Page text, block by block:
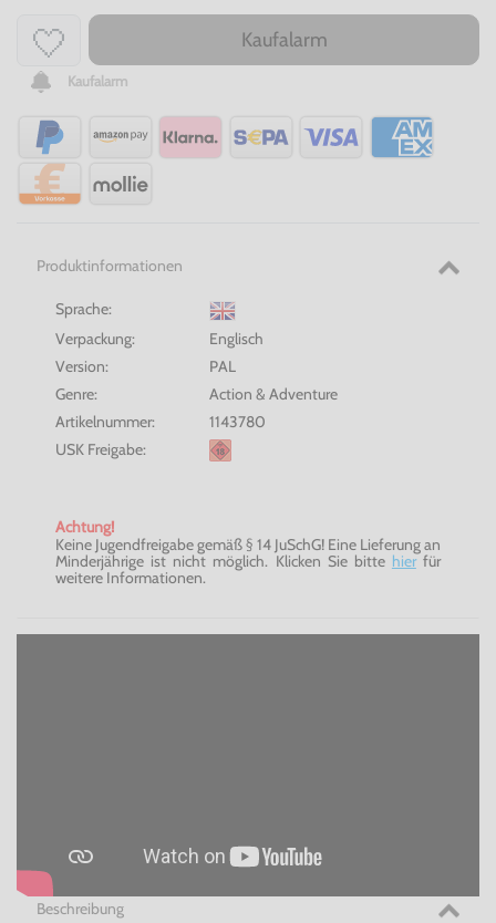
Kaufalarm
Kaufalarm
Produktinformationen
Sprache:
Verpackung:
Englisch
Version:
PAL
Genre:
Action & Adventure
Artikelnummer:
1143780
USK Freigabe:
Achtung!
Keine Jugendfreigabe gemäß § 14 JuSchG! Eine Lieferung an
Minderjährige ist nicht möglich. Klicken Sie bitte hierfür
weitere Informationen.
Beschreibung